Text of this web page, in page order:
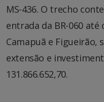
MS-436. O trecho
entrada da BR-060
Camapuã e Figueirão,
extensão e
131.866.652,70.